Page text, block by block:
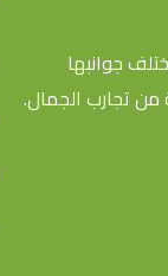
جوانبها
تجارب الجمال.